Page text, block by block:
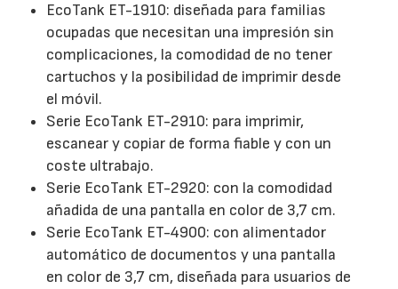
EcoTank ET-1910: diseñada para familias
ocupadas que necesitan una impresión sin
complicaciones, la comodidad de no tener
cartuchos y la posibilidad de imprimir desde
el móvil.
Serie EcoTank ET-2910: para imprimir,
escanear y copiar de forma fiable y con un
coste ultrabajo.
Serie EcoTank ET-2920: con la comodidad
añadida de una pantalla en color de 3,7 cm.
Serie EcoTank ET-4900: con alimentador
automático de documentos y una pantalla
en color de 3,7 cm, diseñada para usuarios de